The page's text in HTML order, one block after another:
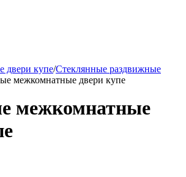
двери купе/Стеклянные раздвижные
межкомнатные двери купе
межкомнатные